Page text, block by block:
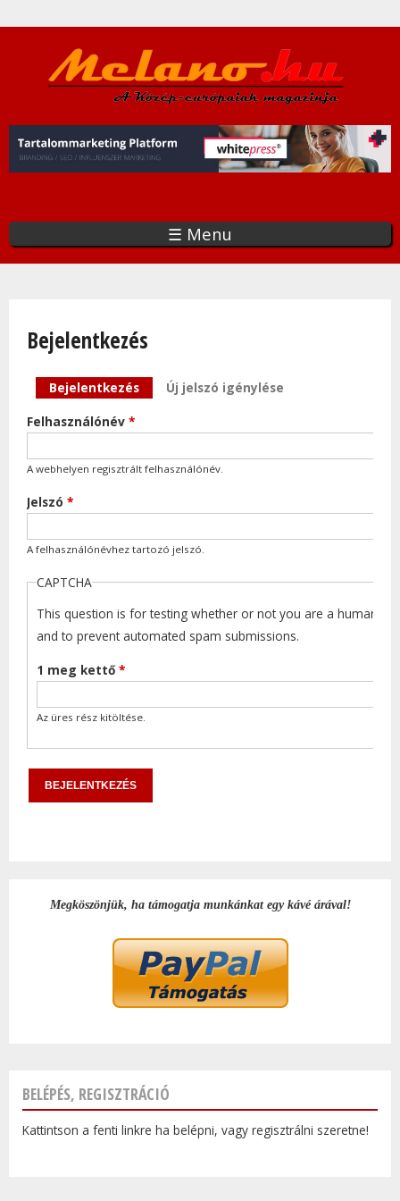
a
tartalomra
☰ Menu
Bejelentkezés
Elsődleges fülek
Bejelentkezés (aktív fül)
Új jelszó igénylése
Felhasználónév *
A webhelyen regisztrált felhasználónév.
Jelszó *
A felhasználónévhez tartozó jelszó.
CAPTCHA
This question is for testing whether or not you are a human
and to prevent automated spam submissions.
1 meg kettő *
Az üres rész kitöltése.
Megköszönjük, ha támogatja munkánkat egy kávé árával!
BELÉPÉS, REGISZTRÁCIÓ
Kattintson a fenti linkre ha belépni, vagy regisztrálni szeretne!